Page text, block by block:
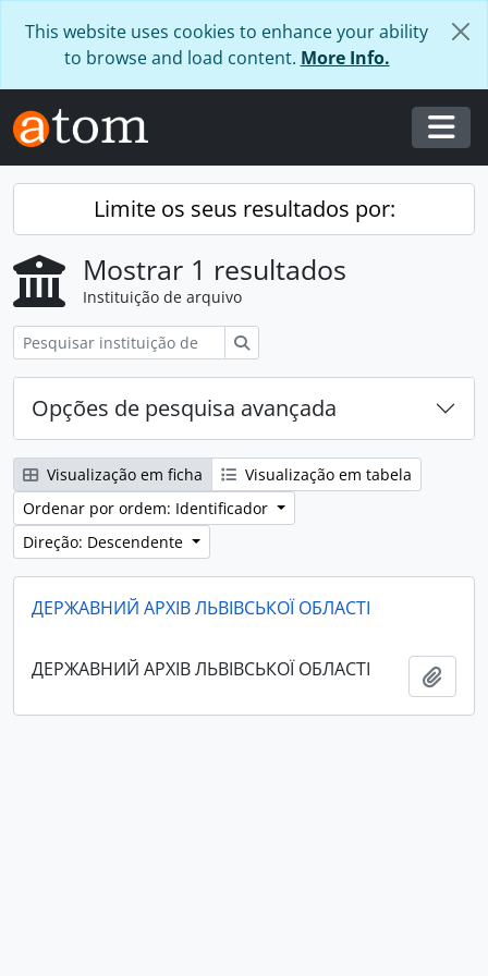
This website uses cookies to enhance your ability
to browse and load content. More Info.
Limite os seus resultados por:
Mostrar 1 resultados
Instituição de arquivo
Opções de pesquisa avançada
Visualização em ficha
Visualização em tabela
Ordenar por ordem: Identificador
Direção: Descendente
ДЕРЖАВНИЙ АРХІВ ЛЬВІВСЬКОЇ ОБЛАСТІ
ДЕРЖАВНИЙ АРХІВ ЛЬВІВСЬКОЇ ОБЛАСТІ